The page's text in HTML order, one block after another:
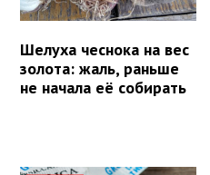
Шелуха чеснока на вес
золота: жаль, раньше
не начала её собирать